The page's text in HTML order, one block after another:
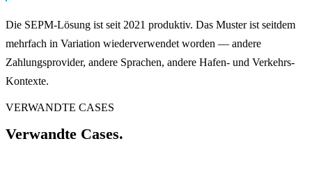
Die SEPM-Lösung ist seit 2021 produktiv. Das Muster ist seitdem
mehrfach in Variation wiederverwendet worden — andere
Zahlungsprovider, andere Sprachen, andere Hafen- und Verkehrs-
Kontexte.
VERWANDTE CASES
Verwandte Cases.